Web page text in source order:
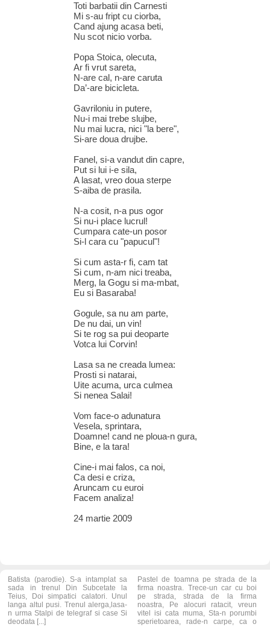
Toti barbatii din Carnesti
Mi s-au fript cu ciorba,
Cand ajung acasa beti,
Nu scot nicio vorba.
Popa Stoica, olecuta,
Ar fi vrut sareta,
N-are cal, n-are caruta
Da’-are bicicleta.
Gavriloniu in putere,
Nu-i mai trebe slujbe,
Nu mai lucra, nici "la bere",
Si-are doua drujbe.
Fanel, si-a vandut din capre,
Put si lui i-e sila,
A lasat, vreo doua sterpe
S-aiba de prasila.
N-a cosit, n-a pus ogor
Si nu-i place lucrul!
Cumpara cate-un posor
Si-l cara cu "papucul"!
Si cum asta-r fi, cam tat
Si cum, n-am nici treaba,
Merg, la Gogu si ma-mbat,
Eu si Basaraba!
Gogule, sa nu am parte,
De nu dai, un vin!
Si te rog sa pui deoparte
Votca lui Corvin!
Lasa sa ne creada lumea:
Prosti si natarai,
Uite acuma, urca culmea
Si nenea Salai!
Vom face-o adunatura
Vesela, sprintara,
Doamne! cand ne ploua-n gura,
Bine, e la tara!
Cine-i mai falos, ca noi,
Ca desi e criza,
Aruncam cu euroi
Facem analiza!
24 martie 2009
Batista (parodie). S-a intamplat sa
sada in trenul Din Subcetate la
Teius, Doi simpatici calatori. Unul
langa altul pusi. Trenul alerga,lasa-
n urma Stalpi de telegraf si case Si
deodata [...]
Pastel de toamna pe strada de la
firma noastra. Trece-un car cu boi
pe strada, strada de la firma
noastra, Pe alocuri ratacit, vreun
vitel isi cata muma, Sta-n porumbi
sperietoarea, rade-n carpe, ca o